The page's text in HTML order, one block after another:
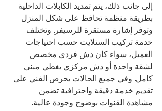
إلى جانب ذلك، يتم تمديد الكابلات الداخلية
بطريقة منظمة تحافظ على شكل المنزل
وتوفر إشارة مستقرة للرسيفر. وتختلف
خدمة تركيب الستلايت حسب احتياجات
العميل، سواء كان دش فردي مخصص
لشقة واحدة أو دش مركزي يغطي مبنى
كامل. وفي جميع الحالات يحرص الفني على
تقديم خدمة دقيقة واحترافية تضمن
مشاهدة القنوات بوضوح وجودة عالية.